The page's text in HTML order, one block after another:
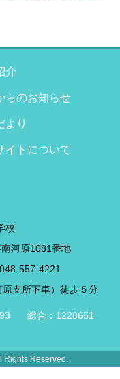
介
らのお知らせ
より
イトについて
校
河原1081番地
557-4221
支所下車）徒歩５分
Reserved.